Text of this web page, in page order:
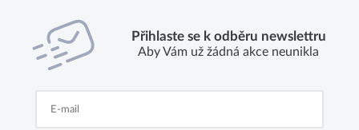
Přihlaste se k odběru newslettru
Aby Vám už žádná akce neunikla